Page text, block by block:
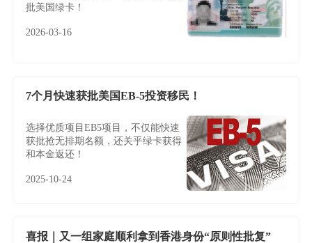
批美国绿卡！
2026-03-16
7个月快速获批美国EB-5投资移民！
选择优质项目EB5项目，不仅能快速
获批抢无排期名额，还关乎绿卡获得
和本金返还！
2025-10-24
喜报｜又一组家庭顺利拿到香港身份“原则性批复”